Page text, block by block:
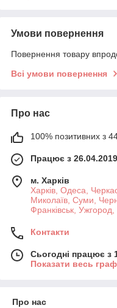
Умови повернення
Повернення товару
Всі умови повернення
Про нас
100% позитивних з 44
Працює з 26.04.2019
м. Харків
Харків, Одеса,
Миколаїв, Суми,
Франківськ, Ужгород,
Контакти
Сьогодні працює з
Показати весь
Про нас